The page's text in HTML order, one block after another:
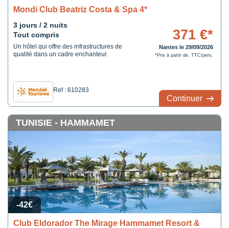
Mondi Club Beatriz Costa & Spa 4*
3 jours / 2 nuits
Tout compris
Un hôtel qui offre des infrastructures de
qualité dans un cadre enchanteur.
Ref : 610283
371 €*
Nantes le 29/09/2026
*Prix à partir de, TTC/pers.
Continuer
-42€
TUNISIE - HAMMAMET
Club Eldorador The Mirage Hammamet Resort &